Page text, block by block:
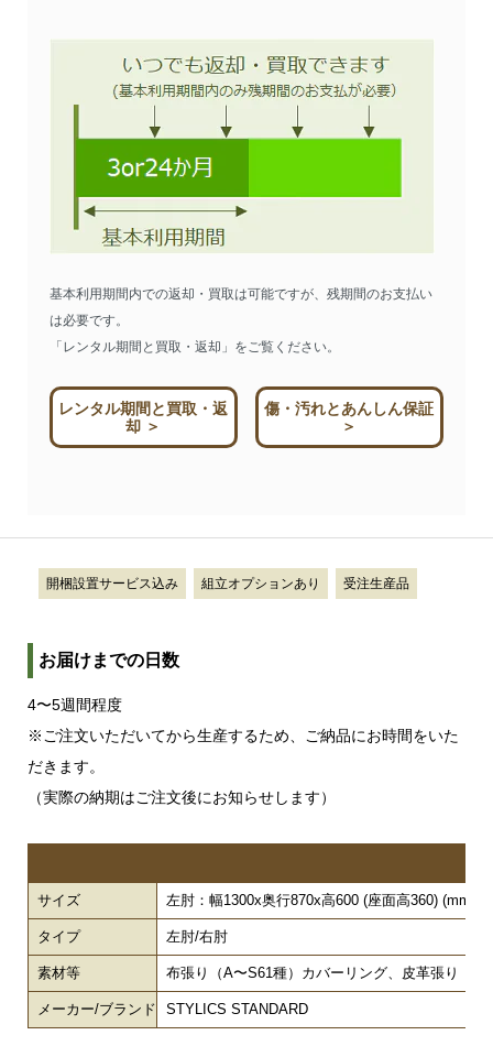
基本利用期間内での返却・買取は可能ですが、残期間のお支払い
は必要です。
「レンタル期間と買取・返却」をご覧ください。
レンタル期間と買取・返
却 ＞
傷・汚れとあんしん保証
＞
開梱設置サービス込み 組立オプションあり 受注生産品
お届けまでの日数
4〜5週間程度
※ご注文いただいてから生産するため、ご納品にお時間をいた
だきます。
（実際の納期はご注文後にお知らせします）
サイズ 左肘：幅1300x奥行870x高600 (座面高360) (mm)
タイプ 左肘/右肘
素材等 布張り（A〜S61種）カバーリング、皮革張り（6
メーカー/ブランド STYLICS STANDARD